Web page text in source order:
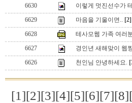
6630
이렇게 멋진선수가
6629
마음을 기울이면.. [2]
6628
테사모웹 가족 여러
6627
경인년 새해맞이 웹
6626
천인님 안녕하세요.
[1][2][3][4][5][6][7][8]